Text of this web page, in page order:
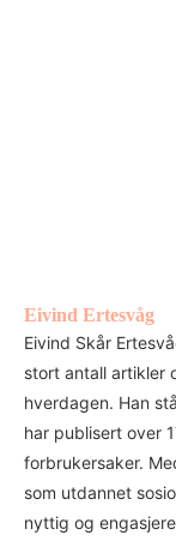
Eivind Ertesvåg
Eivind Skår
stort antall artikler
hverdagen. Han
har publisert over
forbrukersaker.
som utdannet
nyttig og